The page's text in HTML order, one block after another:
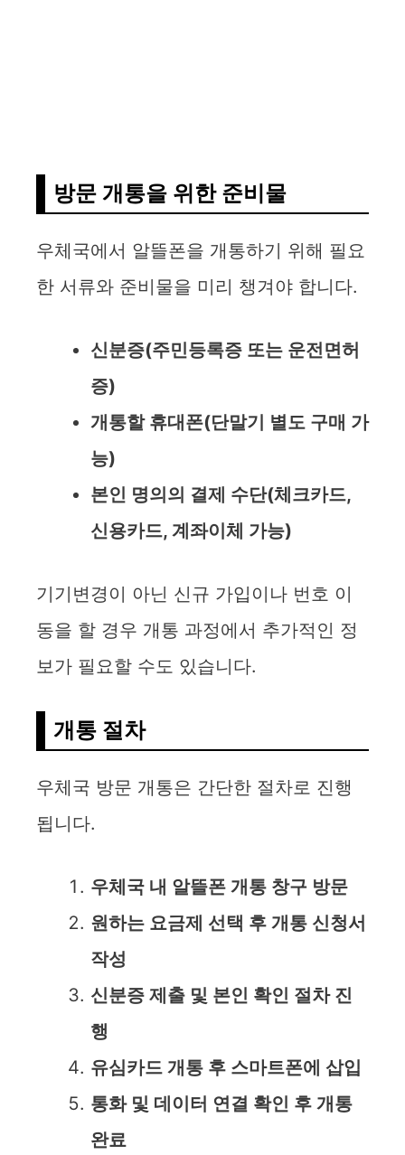
방문 개통을 위한 준비물
우체국에서 알뜰폰을 개통하기 위해 필요
한 서류와 준비물을 미리 챙겨야 합니다.
신분증(주민등록증 또는 운전면허
증)
개통할 휴대폰(단말기 별도 구매 가
능)
본인 명의의 결제 수단(체크카드,
신용카드, 계좌이체 가능)
기기변경이 아닌 신규 가입이나 번호 이
동을 할 경우 개통 과정에서 추가적인 정
보가 필요할 수도 있습니다.
개통 절차
우체국 방문 개통은 간단한 절차로 진행
됩니다.
우체국 내 알뜰폰 개통 창구 방문
원하는 요금제 선택 후 개통 신청서
작성
신분증 제출 및 본인 확인 절차 진
행
유심카드 개통 후 스마트폰에 삽입
통화 및 데이터 연결 확인 후 개통
완료